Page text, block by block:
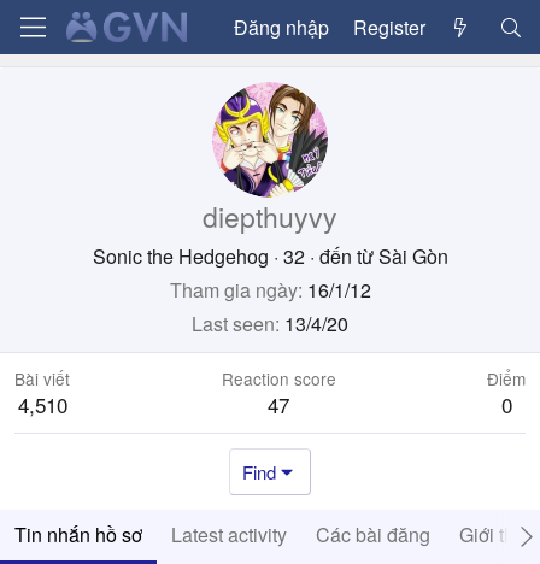
Đăng nhập Register
diepthuyvy
Sonic the Hedgehog · 32 · đến từSài Gòn
Tham gia ngày 16/1/12
Last seen 13/4/20
Bài viết
4,510
Reaction score
47
Điểm
0
Find
Tin nhắn hồ sơ Latest activity Các bài đăng Giới thiệu